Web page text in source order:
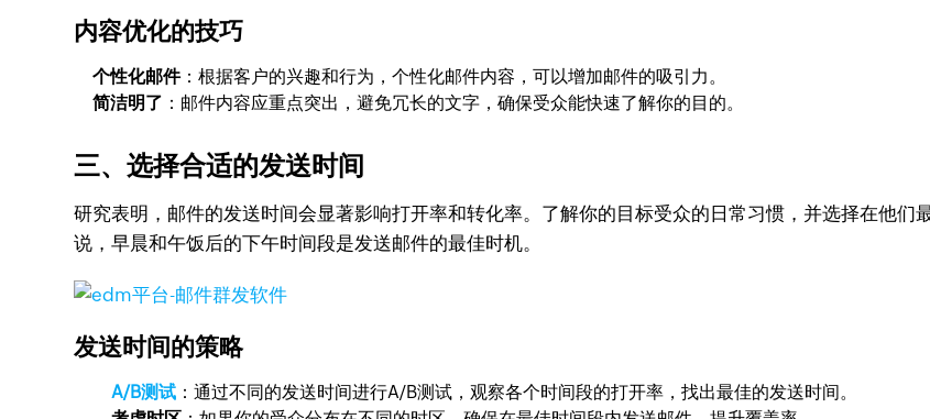
内容优化的技巧
个性化邮件：根据客户的兴趣和行为，个性化邮件内容，可以增加邮件的吸引力。
简洁明了 ：邮件内容应重点突出，避免冗长的文字，确保受众能快速了解你的目的。
三、选择合适的发送时间
研究表明，邮件的发送时间会显著影响打开率和转化率。了解你的目标受众的日常习惯，并选择在他
说，早晨和午饭后的下午时间段是发送邮件的最佳时机。
发送时间的策略
A/B测试 ：通过不同的发送时间进行A/B测试，观察各个时间段的打开率，找出最佳的发送时间。